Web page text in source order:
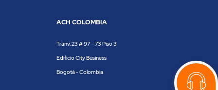
ACH COLOMBIA
Tranv. 23 # 97 – 73 Piso 3
Edificio City Business
Bogotá - Colombia